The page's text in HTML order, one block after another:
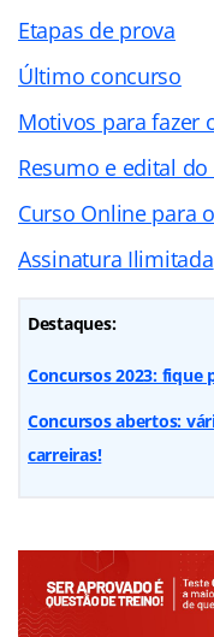
Etapas de prova
Último concurso
Motivos para fazer
Resumo e edital
Curso Online para
Assinatura Ilimitada
Destaques:
Concursos 2023:
Concursos abertos:
carreiras!